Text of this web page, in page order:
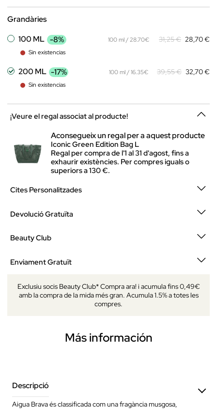
Grandàries
100 ML -8%
Sin existencias
100 ml / 28.70€ 31,25 € 28,70 €
200 ML -17%
Sin existencias
100 ml / 16.35€ 39,55 € 32,70 €
¡Veure el regal associat al producte!
Aconsegueix un regal per a aquest producte
Iconic Green Edition Bag L
Regal per compra de l'1 al 31 d'agost, fins a
exhaurir existències. Per compres iguals o
superiors a 130 €.
Cites Personalitzades
Devolució Gratuïta
Beauty Club
Enviament Gratuït
Exclusiu socis Beauty Club* Compra ara! i acumula fins 0,49€
amb la compra de la mida més gran. Acumula 1.5% a totes les
compres.
Más información
Descripció
Aigua Brava és classificada com una fragància musgosa,